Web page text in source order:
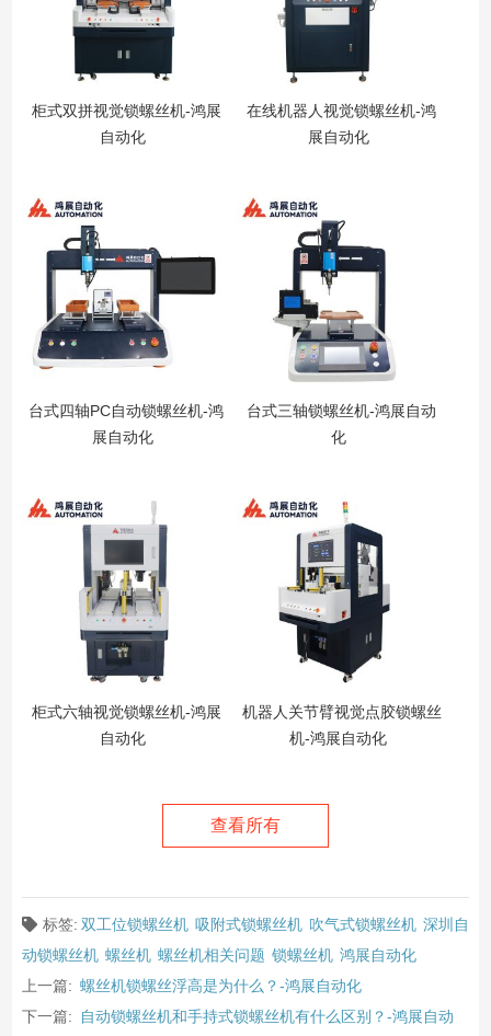
柜式双拼视觉锁螺丝机-鸿展
自动化
在线机器人视觉锁螺丝机-鸿
展自动化
台式四轴PC自动锁螺丝机-鸿
展自动化
台式三轴锁螺丝机-鸿展自动
化
柜式六轴视觉锁螺丝机-鸿展
自动化
机器人关节臂视觉点胶锁螺丝
机-鸿展自动化
查看所有
标签: 双工位锁螺丝机 吸附式锁螺丝机 吹气式锁螺丝机 深圳自
动锁螺丝机 螺丝机 螺丝机相关问题 锁螺丝机 鸿展自动化
上一篇: 螺丝机锁螺丝浮高是为什么？-鸿展自动化
下一篇:
自动锁螺丝机和手持式锁螺丝机有什么区别？-鸿展自动